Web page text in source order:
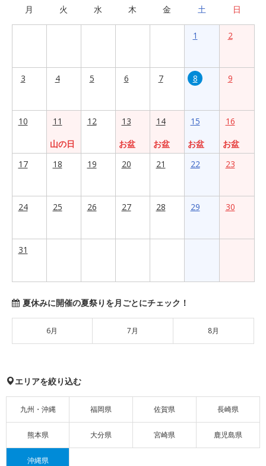
月 火 水 木 金 土 日
1 2
3 4 5 6 7 8 9
10
11
山の日
12
13
お盆
14
お盆
15
お盆
16
お盆
17
18 19 20 21 22 23
24 25 26 27 28 29 30
31
夏休みに開催の夏祭りを月ごとにチェック！
6月 7月 8月
エリアを絞り込む
九州・沖縄 福岡県 佐賀県 長崎県
熊本県 大分県 宮崎県 鹿児島県
沖縄県